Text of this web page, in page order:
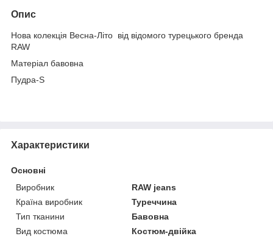
Опис
Нова колекція Весна-Літо від відомого турецького бренда
RAW
Матеріал бавовна
Пудра-S
Характеристики
Основні
Виробник
RAW jeans
Країна виробник
Туреччина
Тип тканини
Бавовна
Вид костюма
Костюм-двійка